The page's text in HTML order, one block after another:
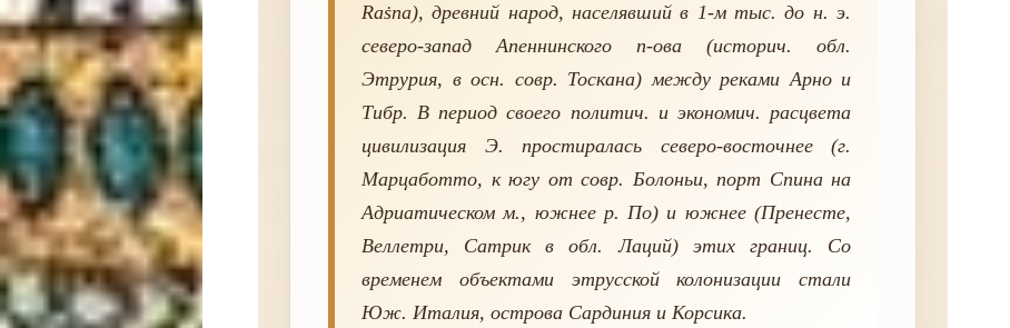
Raṡna), древний народ, населявший в 1-м тыс. до н. э.
северо-запад Апеннинского п-ова (историч. обл.
Этрурия, в осн. совр. Тоскана) между реками Арно и
Тибр. В период своего политич. и экономич. расцвета
цивилизация Э. простиралась северо-восточнее (г.
Марцаботто, к югу от совр. Болоньи, порт Спина на
Адриатическом м., южнее р. По) и южнее (Пренесте,
Веллетри, Сатрик в обл. Лаций) этих границ. Со
временем объектами этрусской колонизации стали
Юж. Италия, острова Сардиния и Корсика.